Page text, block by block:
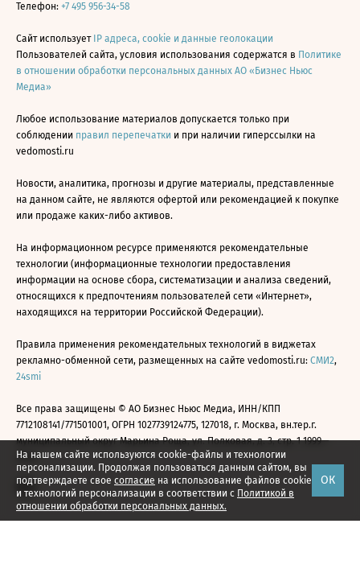
На нашем сайте используются cookie-файлы и технологии
персонализации. Продолжая пользоваться данным сайтом, вы
подтверждаете свое согласие на использование файлов cookie
и технологий персонализации в соответствии с Политикой в
отношении обработки персональных данных.
ОК
Телефон: +7 495 956-34-58
Сайт использует IP адреса, cookie и данные геолокации
Пользователей сайта, условия использования содержатся в Политике
в отношении обработки персональных данных АО «Бизнес Ньюс
Медиа»
Любое использование материалов допускается только при
соблюдении правил перепечатки и при наличии гиперссылки на
vedomosti.ru
Новости, аналитика, прогнозы и другие материалы, представленные
на данном сайте, не являются офертой или рекомендацией к покупке
или продаже каких-либо активов.
На информационном ресурсе применяются рекомендательные
технологии (информационные технологии предоставления
информации на основе сбора, систематизации и анализа сведений,
относящихся к предпочтениям пользователей сети «Интернет»,
находящихся на территории Российской Федерации).
Правила применения рекомендательных технологий в виджетах
рекламно-обменной сети, размещенных на сайте vedomosti.ru: СМИ2,
24smi
Все права защищены © АО Бизнес Ньюс Медиа, ИНН/КПП
7712108141/771501001, ОГРН 1027739124775, 127018, г. Москва, вн.тер.г.
муниципальный округ Марьина Роща, ул. Полковая, д. 3, стр. 1 1999—
2026